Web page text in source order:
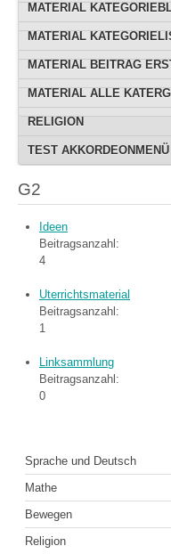
MATERIAL
MATERIAL
MATERIAL BEITRAG
MATERIAL ALLE
RELIGION
TEST AKKORDEONMENÜ
G2
Ideen
Beitragsanzahl:
4
Uterrichtsmaterial
Beitragsanzahl:
1
Linksammlung
Beitragsanzahl:
0
Sprache und Deutsch
Mathe
Bewegen
Religion